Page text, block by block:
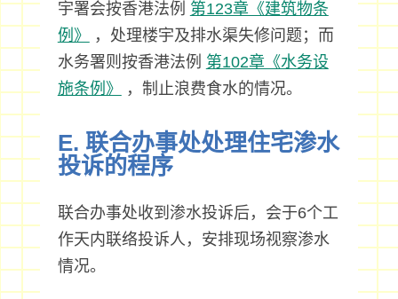
宇署会按香港法例 第123章《建筑物条
例》
，处理楼宇及排水渠失修问题；而
水务署则按香港法例 第102章《水务设
施条例》
，制止浪费食水的情况。
E. 联合办事处处理住宅渗水
投诉的程序
联合办事处收到渗水投诉后，会于6个工
作天内联络投诉人，安排现场视察渗水
情况。